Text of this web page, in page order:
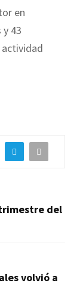
en
43
del
volvió a